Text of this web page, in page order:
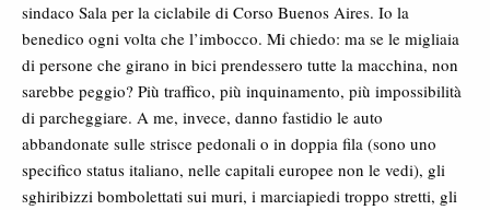
sindaco Sala per la ciclabile di Corso Buenos Aires. Io la
benedico ogni volta che l’imbocco. Mi chiedo: ma se le migliaia
di persone che girano in bici prendessero tutte la macchina, non
sarebbe peggio? Più traffico, più inquinamento, più impossibilità
di parcheggiare. A me, invece, danno fastidio le auto
abbandonate sulle strisce pedonali o in doppia fila (sono uno
specifico status italiano, nelle capitali europee non le vedi), gli
sghiribizzi bombolettati sui muri, i marciapiedi troppo stretti, gli